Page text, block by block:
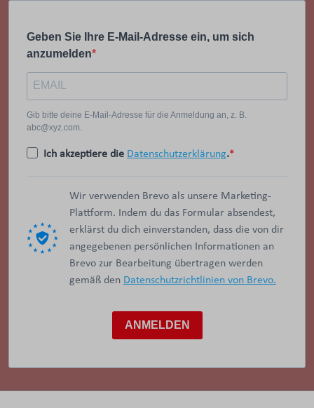
Geben Sie Ihre E-Mail-Adresse ein, um sich
anzumelden
Gib bitte deine E-Mail-Adresse für die Anmeldung an, z. B.
abc@xyz.com.
Ich akzeptiere die Datenschutzerklärung.
Wir verwenden Brevo als unsere Marketing-
Plattform. Indem du das Formular absendest,
erklärst du dich einverstanden, dass die von dir
angegebenen persönlichen Informationen an
Brevo zur Bearbeitung übertragen werden
gemäß den Datenschutzrichtlinien von Brevo.
ANMELDEN